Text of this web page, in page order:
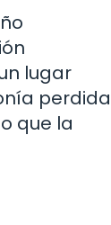
lugar
perdida
que la